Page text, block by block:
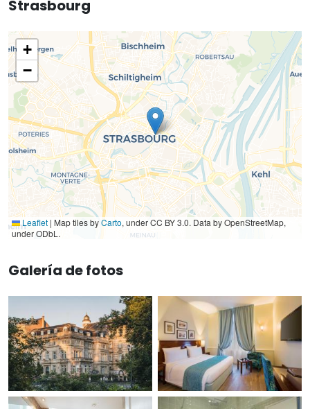
Strasbourg
+
−
Leaflet | Map tiles byCarto, under CC BY 3.0. Data by OpenStreetMap,
under ODbL.
Galería de fotos